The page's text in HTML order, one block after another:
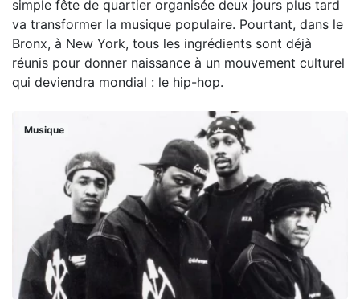
simple fête de quartier organisée deux jours plus tard
va transformer la musique populaire. Pourtant, dans le
Bronx, à New York, tous les ingrédients sont déjà
réunis pour donner naissance à un mouvement culturel
qui deviendra mondial : le hip-hop.
Musique